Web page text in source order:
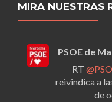
MIRA NUESTRAS
PSOE de
RT
reivindica a
de